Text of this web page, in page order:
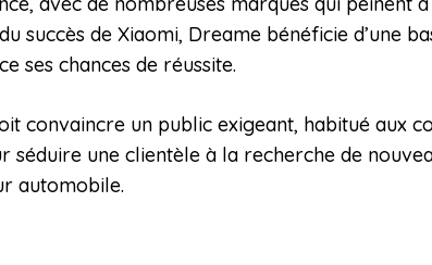
succès de Xiaomi, Dreame bénéficie d’une
ses chances de réussite.
convaincre un public exigeant, habitué aux
une clientèle à la recherche de
automobile.